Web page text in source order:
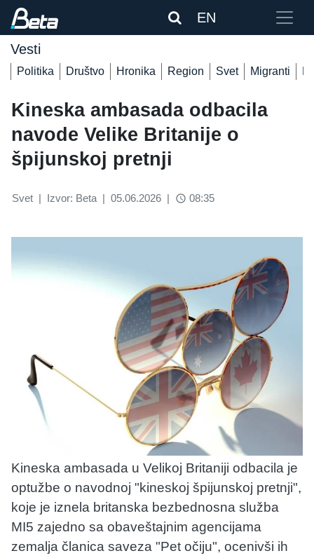
EN
Vesti
Politika Društvo Hronika Region Svet Migranti
Kineska ambasada odbacila
navode Velike Britanije o
špijunskoj pretnji
Svet | Izvor: Beta | 05.06.2026 | access_time 08:35
Kineska ambasada u Velikoj Britaniji odbacila je
optužbe o navodnoj "kineskoj špijunskoj pretnji",
koje je iznela britanska bezbednosna služba
MI5 zajedno sa obaveštajnim agencijama
zemalja članica saveza "Pet očiju", ocenivši ih